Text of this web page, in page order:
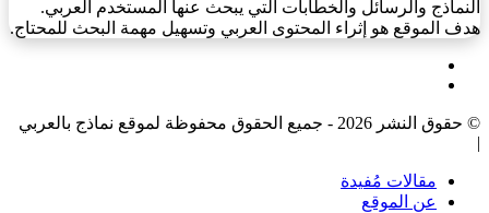
النماذج والرسائل والخطابات التي يبحث عنها المستخدم العربي.
هدف الموقع هو إثراء المحتوى العربي وتسهيل مهمة البحث للمحتاج.
© حقوق النشر 2026 - جميع الحقوق محفوظة لموقع نماذج بالعربي
|
مقالات مُفيدة
عن الموقع